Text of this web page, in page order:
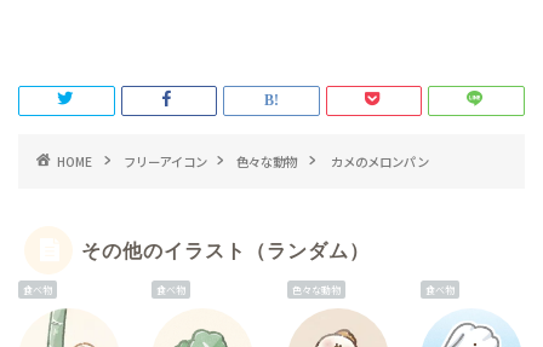
HOME フリーアイコン 色々な動物 カメのメロンパン
その他のイラスト（ランダム）
食べ物 食べ物 色々な動物 食べ物